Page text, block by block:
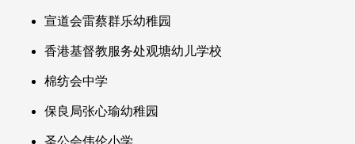
宣道会雷蔡群乐幼稚园
香港基督教服务处观塘幼儿学校
棉纺会中学
保良局张心瑜幼稚园